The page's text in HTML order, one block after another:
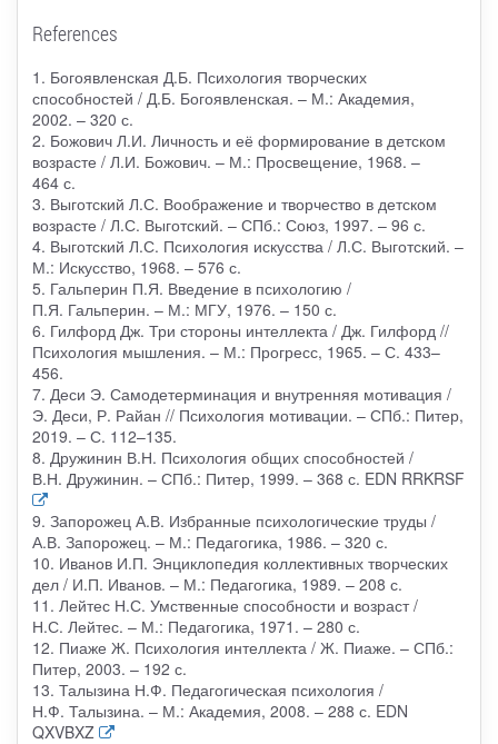
References
1. Богоявленская Д.Б. Психология творческих
способностей / Д.Б. Богоявленская. – М.: Академия,
2002. – 320 с.
2. Божович Л.И. Личность и её формирование в детском
возрасте / Л.И. Божович. – М.: Просвещение, 1968. –
464 с.
3. Выготский Л.С. Воображение и творчество в детском
возрасте / Л.С. Выготский. – СПб.: Союз, 1997. – 96 с.
4. Выготский Л.С. Психология искусства / Л.С. Выготский. –
М.: Искусство, 1968. – 576 с.
5. Гальперин П.Я. Введение в психологию /
П.Я. Гальперин. – М.: МГУ, 1976. – 150 с.
6. Гилфорд Дж. Три стороны интеллекта / Дж. Гилфорд //
Психология мышления. – М.: Прогресс, 1965. – С. 433–
456.
7. Деси Э. Самодетерминация и внутренняя мотивация /
Э. Деси, Р. Райан // Психология мотивации. – СПб.: Питер,
2019. – С. 112–135.
8. Дружинин В.Н. Психология общих способностей /
В.Н. Дружинин. – СПб.: Питер, 1999. – 368 с. EDN RRKRSF
9. Запорожец А.В. Избранные психологические труды /
А.В. Запорожец. – М.: Педагогика, 1986. – 320 с.
10. Иванов И.П. Энциклопедия коллективных творческих
дел / И.П. Иванов. – М.: Педагогика, 1989. – 208 с.
11. Лейтес Н.С. Умственные способности и возраст /
Н.С. Лейтес. – М.: Педагогика, 1971. – 280 с.
12. Пиаже Ж. Психология интеллекта / Ж. Пиаже. – СПб.:
Питер, 2003. – 192 с.
13. Талызина Н.Ф. Педагогическая психология /
Н.Ф. Талызина. – М.: Академия, 2008. – 288 с. EDN
QXVBXZ